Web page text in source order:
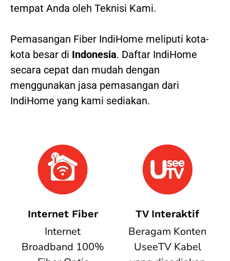
tempat Anda oleh Teknisi Kami.
Pemasangan Fiber IndiHome meliputi kota-
kota besar di Indonesia. Daftar IndiHome
secara cepat dan mudah dengan
menggunakan jasa pemasangan dari
IndiHome yang kami sediakan.
Internet Fiber
Internet
Broadband 100%
TV Interaktif
Beragam Konten
UseeTV Kabel